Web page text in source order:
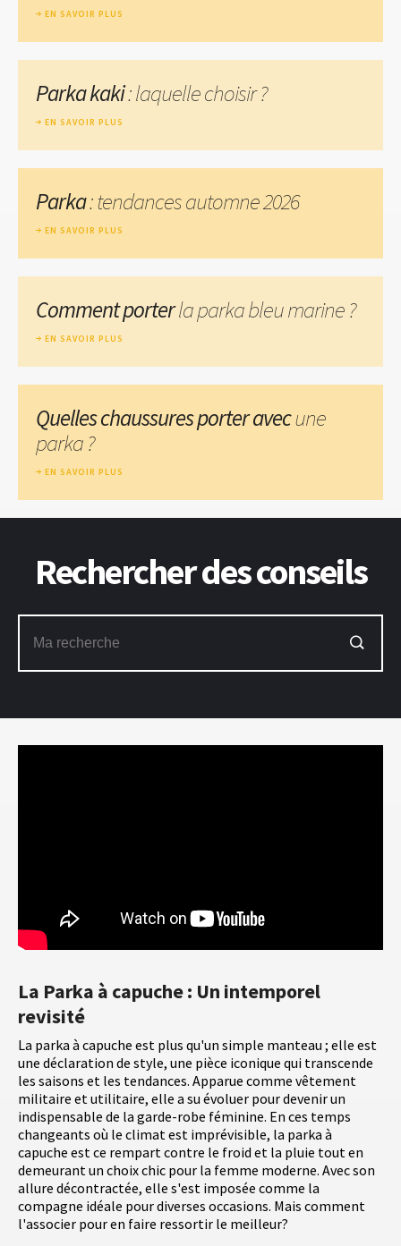
La Parka à capuche : Un intemporel
revisité
La parka à capuche est plus qu'un simple manteau ; elle est
une déclaration de style, une pièce iconique qui transcende
les saisons et les tendances. Apparue comme vêtement
militaire et utilitaire, elle a su évoluer pour devenir un
indispensable de la garde-robe féminine. En ces temps
changeants où le climat est imprévisible, la parka à
capuche est ce rempart contre le froid et la pluie tout en
demeurant un choix chic pour la femme moderne. Avec son
allure décontractée, elle s'est imposée comme la
compagne idéale pour diverses occasions. Mais comment
l'associer pour en faire ressortir le meilleur?
EN SAVOIR PLUS
Parka kaki: laquelle choisir ?
EN SAVOIR PLUS
Parka: tendances automne 2026
EN SAVOIR PLUS
Comment porterla parka bleu marine ?
EN SAVOIR PLUS
Quelles chaussures porter avecune
parka ?
EN SAVOIR PLUS
Rechercher des conseils